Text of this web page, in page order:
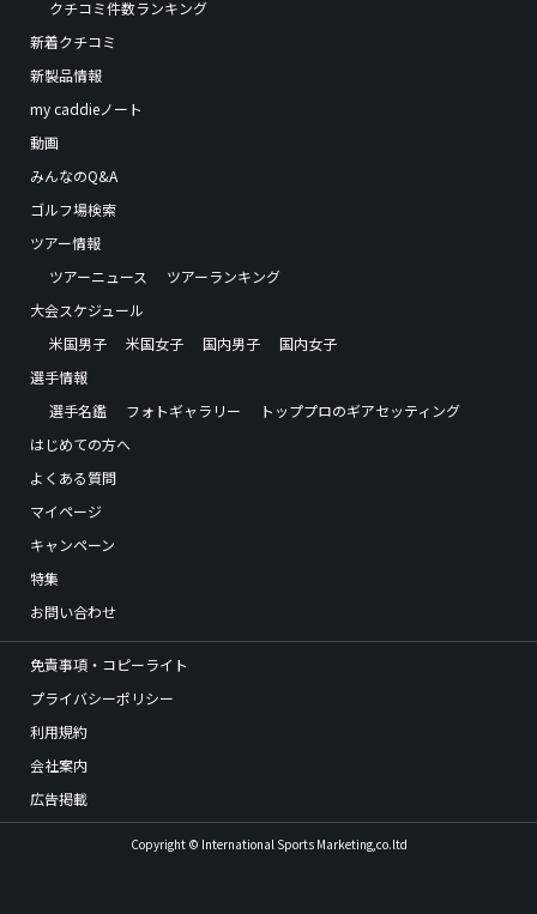
クチコミ件数ランキング
新着クチコミ
新製品情報
my caddieノート
動画
みんなのQ&A
ゴルフ場検索
ツアー情報
ツアーニュース
ツアーランキング
大会スケジュール
米国男子
米国女子 国内男子
国内女子
選手情報
選手名鑑
フォトギャラリー
トッププロのギアセッティング
はじめての方へ
よくある質問
マイページ
キャンペーン
特集
お問い合わせ
免責事項・コピーライト
プライバシーポリシー
利用規約
会社案内
広告掲載
Copyright © International Sports Marketing,co.ltd